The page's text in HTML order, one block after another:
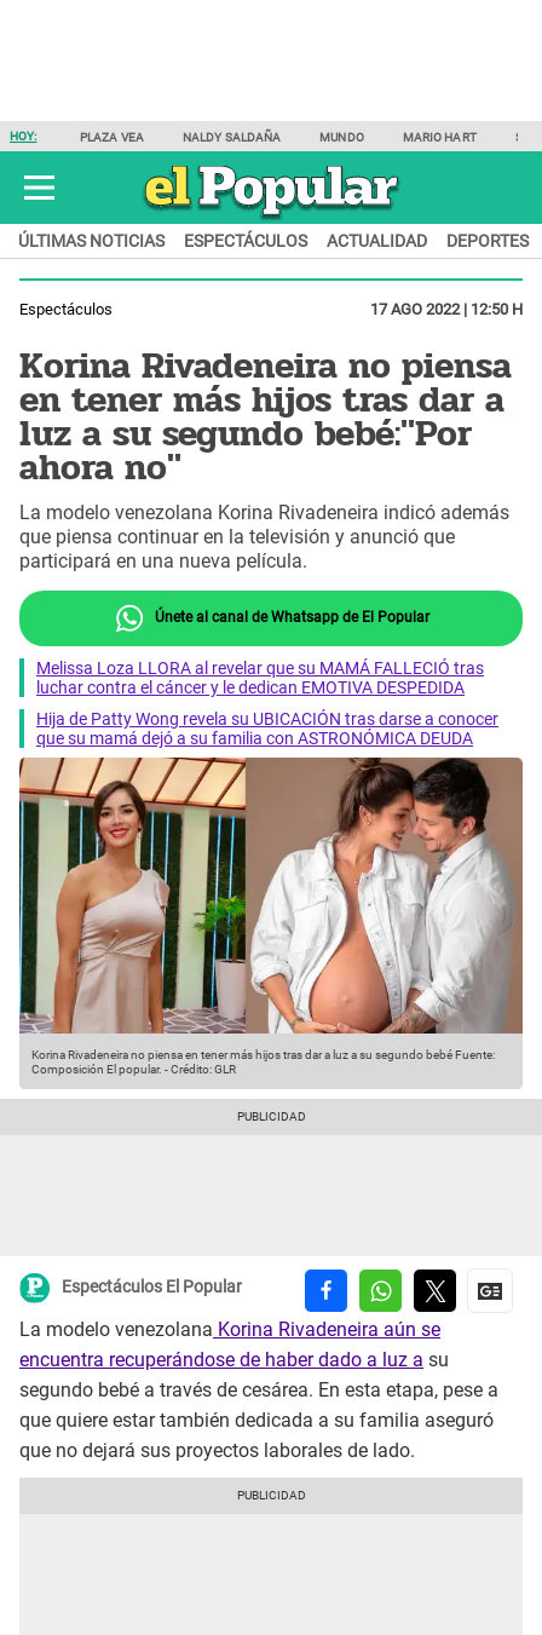
HOY: PLAZA VEA NALDY SALDAÑA MUNDO MARIO HART
ÚLTIMAS NOTICIAS ESPECTÁCULOS ACTUALIDAD DEPORTES
Espectáculos 17 AGO 2022 | 12:50 H
Korina Rivadeneira no piensa
en tener más hijos tras dar a
luz a su segundo bebé:"Por
ahora no"
La modelo venezolana Korina Rivadeneira indicó además
que piensa continuar en la televisión y anunció que
participará en una nueva película.
Únete al canal de Whatsapp de El Popular
Melissa Loza LLORA al revelar que su MAMÁ FALLECIÓ tras
luchar contra el cáncer y le dedican EMOTIVA DESPEDIDA
Hija de Patty Wong revela su UBICACIÓN tras darse a conocer
que su mamá dejó a su familia con ASTRONÓMICA DEUDA
Korina Rivadeneira no piensa en tener más hijos tras dar a luz a su segundo bebéFuente:
Composición El popular. -Crédito: GLR
Espectáculos El Popular
La modelo venezolana Korina Rivadeneira aún se
encuentra recuperándose de haber dado a luz a su
segundo bebé a través de cesárea. En esta etapa, pese a
que quiere estar también dedicada a su familia aseguró
que no dejará sus proyectos laborales de lado.